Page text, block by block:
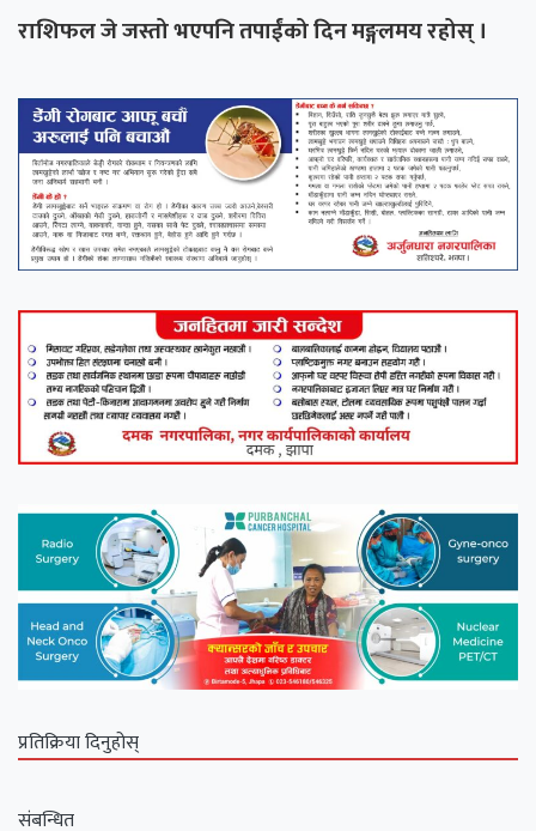
राशिफल जे जस्तो भएपनि तपाईंको दिन मङ्गलमय रहोस् ।
प्रतिक्रिया दिनुहोस्
संबन्धित